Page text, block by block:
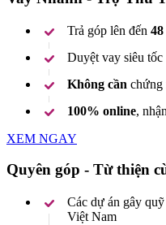
Trả góp lên đến
Duyệt vay siêu tốc
Không cần chứng
100% online,
XEM NGAY
Quyên góp - Từ thiện
Các dự án gây
Việt Nam